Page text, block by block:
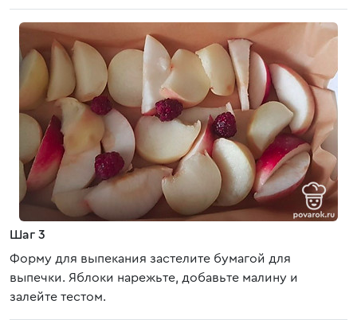
Шаг 3
Форму для выпекания застелите бумагой для
выпечки. Яблоки нарежьте, добавьте малину и
залейте тестом.